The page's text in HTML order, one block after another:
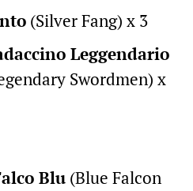
(Silver Fang) x 3
Leggendario
Swordmen) x
Blu(Blue Falcon